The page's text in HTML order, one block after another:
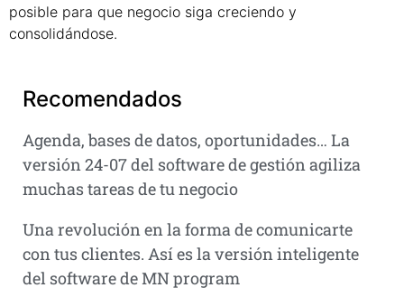
posible para que negocio siga creciendo y
consolidándose.
Recomendados
Agenda, bases de datos, oportunidades… La
versión 24-07 del software de gestión agiliza
muchas tareas de tu negocio
Una revolución en la forma de comunicarte
con tus clientes. Así es la versión inteligente
del software de MN program